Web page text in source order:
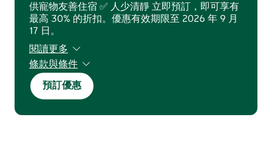
供寵物友善住宿 ✅ 人少清靜 立即預訂，即可享有
最高 30% 的折扣。優惠有效期限至 2026 年 9 月
17 日。
閱讀更多
條款與條件
須遵守條款及細則。視供應情況而定，部分日期不
適用。
預訂優惠